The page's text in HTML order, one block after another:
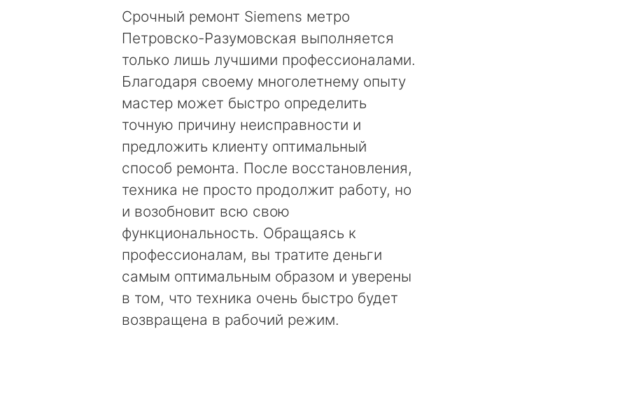
Срочный ремонт Siemens метро
Петровско-Разумовская выполняется
только лишь лучшими профессионалами.
Благодаря своему многолетнему опыту
мастер может быстро определить
точную причину неисправности и
предложить клиенту оптимальный
способ ремонта. После восстановления,
техника не просто продолжит работу, но
и возобновит всю свою
функциональность. Обращаясь к
профессионалам, вы тратите деньги
самым оптимальным образом и уверены
в том, что техника очень быстро будет
возвращена в рабочий режим.